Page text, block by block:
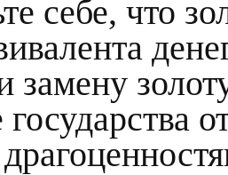
себе, что
замену